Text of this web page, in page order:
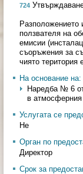
724
Разположението
ползвателя на
емисии
съоръжения за
чиято територия
На основание на:
Наредба № 6
в атмосферния
Услугата се
Не
Орган по
Директор
Срок за